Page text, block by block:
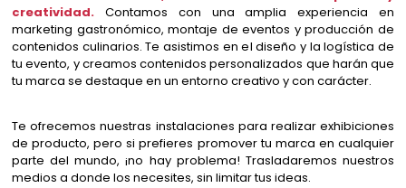
creatividad. Contamos con una amplia experiencia en
marketing gastronómico, montaje de eventos y producción de
contenidos culinarios. Te asistimos en el diseño y la logística de
tu evento, y creamos contenidos personalizados que harán que
tu marca se destaque en un entorno creativo y con carácter.
Te ofrecemos nuestras instalaciones para realizar exhibiciones
de producto, pero si prefieres promover tu marca en cualquier
parte del mundo, ¡no hay problema! Trasladaremos nuestros
medios a donde los necesites, sin limitar tus ideas.